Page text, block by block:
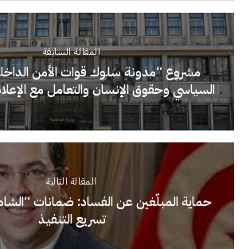
المقالة السابقة
مشروع “مدونة سلوك قوات الأمن
السياسي وحقوق الإنسان والتعامل مع
المقالة التالية
حماية المبلّغين عن الفساد: ضمانات
تسريع التنفيذ